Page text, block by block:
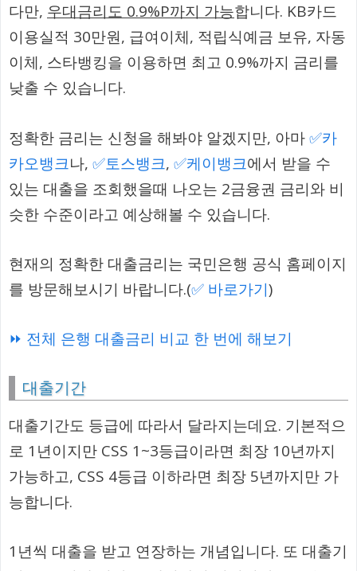
다만, 우대금리도 0.9%P까지 가능합니다. KB카드
이용실적 30만원, 급여이체, 적립식예금 보유, 자동
이체, 스타뱅킹을 이용하면 최고 0.9%까지 금리를
낮출 수 있습니다.
정확한 금리는 신청을 해봐야 알겠지만, 아마✅카
카오뱅크나, ✅토스뱅크, ✅케이뱅크에서 받을 수
있는 대출을 조회했을때 나오는 2금융권 금리와 비
슷한 수준이라고 예상해볼 수 있습니다.
현재의 정확한 대출금리는 국민은행 공식 홈페이지
를 방문해보시기 바랍니다.(✅ 바로가기)
⏩ 전체 은행 대출금리 비교 한 번에 해보기
대출기간
대출기간도 등급에 따라서 달라지는데요. 기본적으
로 1년이지만 CSS 1~3등급이라면 최장 10년까지
가능하고, CSS 4등급 이하라면 최장 5년까지만 가
능합니다.
1년씩 대출을 받고 연장하는 개념입니다. 또 대출기